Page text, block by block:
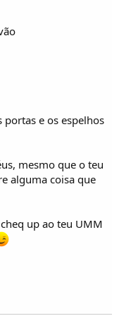
portas e os espelhos
mesmo que o teu
alguma coisa que
up ao teu UMM